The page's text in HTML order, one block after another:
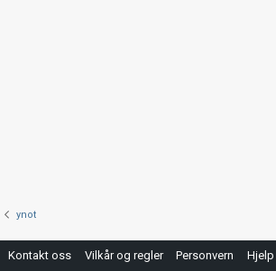
ynot
Kontakt oss Vilkår og regler Personvern Hjelp